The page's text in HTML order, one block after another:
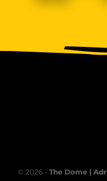
© 2026 - The Dome |